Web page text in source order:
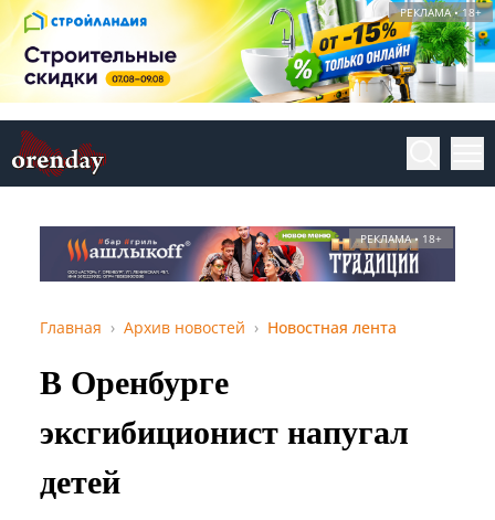
РЕКЛАМА • 18+
РЕКЛАМА • 18+
Главная Архив новостей Новостная лента
В Оренбурге
эксгибиционист напугал
детей